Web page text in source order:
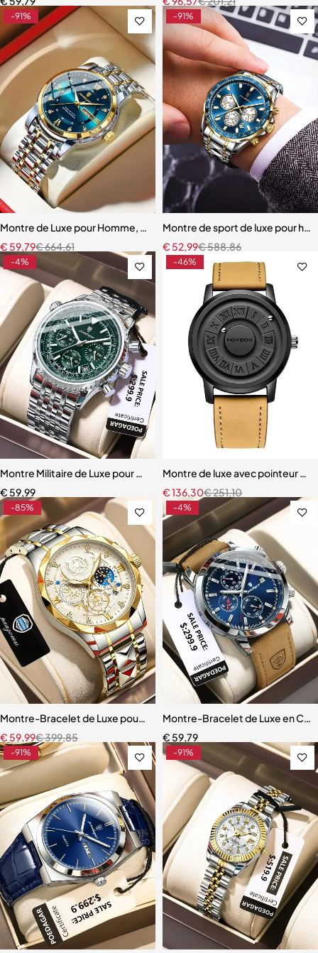
-91%
Montre de Luxe pour Homme, Élégante
€664,61
€ 59,79
-91%
Montre de sport de luxe pour
€588,86
€ 52,99
-4%
Montre Militaire de Luxe pour Homme
€ 59,99
-46%
Montre de luxe avec pointeur
€251,10
€136,30
-85%
Montre-Bracelet de Luxe pour Homme, Chronographe Shoe
€399,85
€ 59,99
-4%
Montre-Bracelet de Luxe en
€ 59,79
-91% -91%